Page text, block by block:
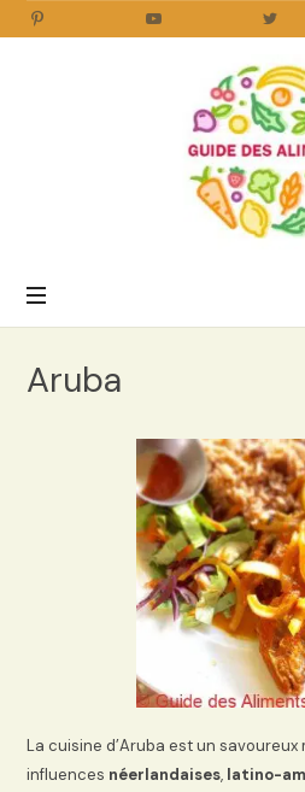
Aliments
www.guidedesaliments.com
Aruba
La cuisine d’Aruba est un
influences néerlandaises, latino-